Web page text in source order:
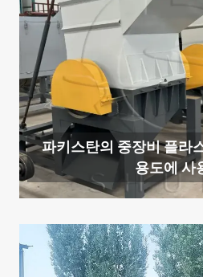
파키스탄의 중장비 플라
용도에 사